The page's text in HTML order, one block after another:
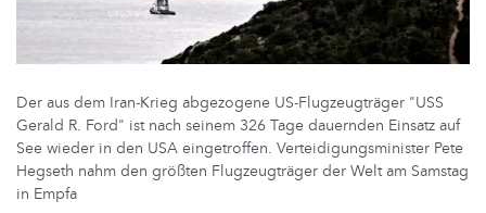
Der aus dem Iran-Krieg abgezogene US-Flugzeugträger "USS
Gerald R. Ford" ist nach seinem 326 Tage dauernden Einsatz auf
See wieder in den USA eingetroffen. Verteidigungsminister Pete
Hegseth nahm den größten Flugzeugträger der Welt am Samstag
in Empfa